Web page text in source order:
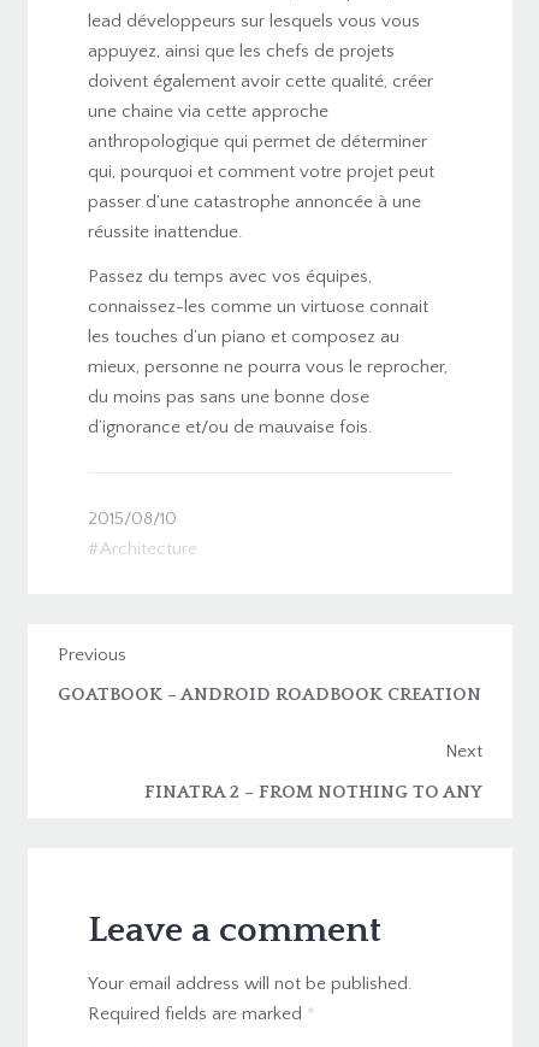
lead développeurs sur lesquels vous vous
appuyez, ainsi que les chefs de projets
doivent également avoir cette qualité, créer
une chaine via cette approche
anthropologique qui permet de déterminer
qui, pourquoi et comment votre projet peut
passer d’une catastrophe annoncée à une
réussite inattendue.
Passez du temps avec vos équipes,
connaissez-les comme un virtuose connait
les touches d’un piano et composez au
mieux, personne ne pourra vous le reprocher,
du moins pas sans une bonne dose
d’ignorance et/ou de mauvaise fois.
2015/08/10
Architecture
Previous
GOATBOOK – ANDROID ROADBOOK CREATION
Next
FINATRA 2 – FROM NOTHING TO ANY
Leave a comment
Your email address will not be published.
Required fields are marked *